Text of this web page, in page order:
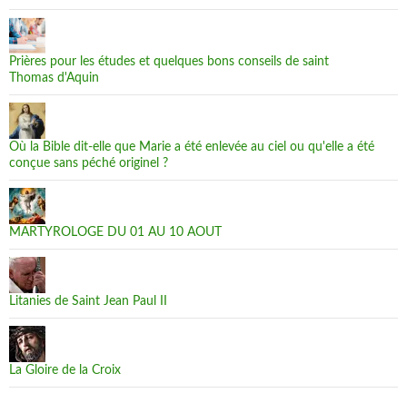
Prières pour les études et quelques bons conseils de saint
Thomas d'Aquin
Où la Bible dit-elle que Marie a été enlevée au ciel ou qu'elle a été
conçue sans péché originel ?
MARTYROLOGE DU 01 AU 10 AOUT
Litanies de Saint Jean Paul II
La Gloire de la Croix